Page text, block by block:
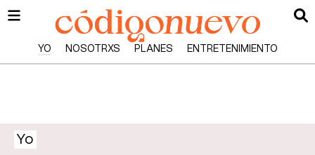
YO NOSOTRXS PLANES ENTRETENIMIENTO
Yo